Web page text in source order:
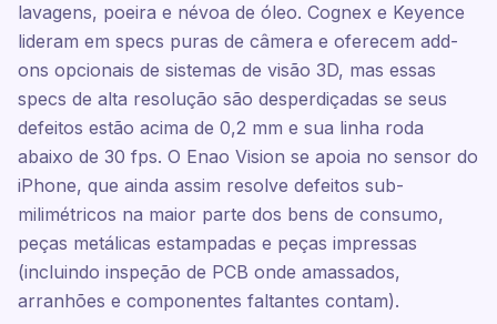
lavagens, poeira e névoa de óleo. Cognex e Keyence
lideram em specs puras de câmera e oferecem add-
ons opcionais de sistemas de visão 3D, mas essas
specs de alta resolução são desperdiçadas se seus
defeitos estão acima de 0,2 mm e sua linha roda
abaixo de 30 fps. O Enao Vision se apoia no sensor do
iPhone, que ainda assim resolve defeitos sub-
milimétricos na maior parte dos bens de consumo,
peças metálicas estampadas e peças impressas
(incluindo inspeção de PCB onde amassados,
arranhões e componentes faltantes contam).